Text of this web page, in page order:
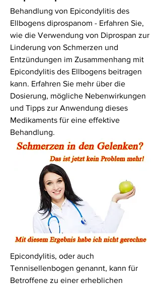
Behandlung von Epicondylitis des
Ellbogens diprospanom - Erfahren Sie,
wie die Verwendung von Diprospan zur
Linderung von Schmerzen und
Entzündungen im Zusammenhang mit
Epicondylitis des Ellbogens beitragen
kann. Erfahren Sie mehr über die
Dosierung, mögliche Nebenwirkungen
und Tipps zur Anwendung dieses
Medikaments für eine effektive
Behandlung.
Epicondylitis, oder auch
Tennisellenbogen genannt, kann für
Betroffene zu einer erheblichen